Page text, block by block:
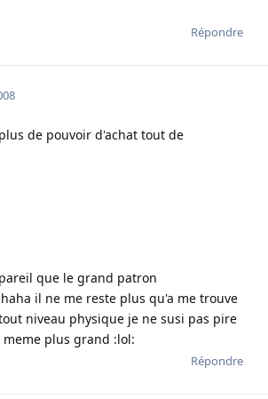
Répondre
de pouvoir d'achat tout de
que le grand patron
il ne me reste plus qu'a me trouve
niveau physique je ne susi pas pire
plus grand :lol:
Répondre